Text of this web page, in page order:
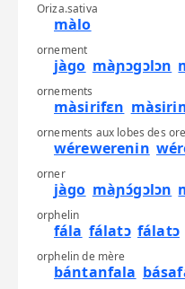
Oriza.sativa
màlo
ornement
jàgo màɲɔgɔlɔn
ornements
màsirifɛn
ornements aux lobes des
wérewerenin
orner
jàgo màɲɔ́gɔlɔn
orphelin
fála fálatɔ fálatɔ
orphelin de mère
bántanfala